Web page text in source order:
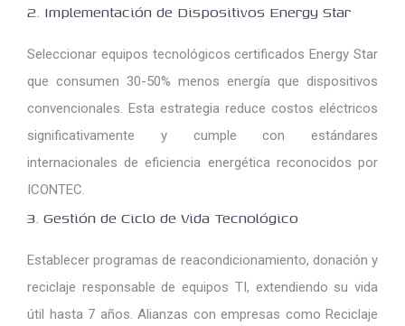
2. Implementación de Dispositivos Energy Star
Seleccionar equipos tecnológicos certificados Energy Star
que consumen 30-50% menos energía que dispositivos
convencionales. Esta estrategia reduce costos eléctricos
significativamente y cumple con estándares
internacionales de eficiencia energética reconocidos por
ICONTEC.
3. Gestión de Ciclo de Vida Tecnológico
Establecer programas de reacondicionamiento, donación y
reciclaje responsable de equipos TI, extendiendo su vida
útil hasta 7 años. Alianzas con empresas como Reciclaje